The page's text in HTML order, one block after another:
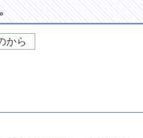
から